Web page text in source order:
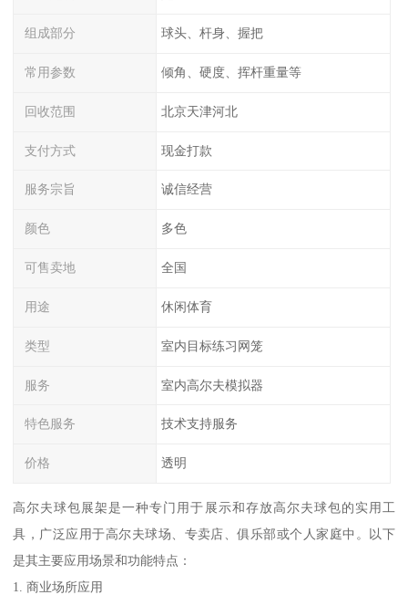
组成部分 球头、杆身、握把
常用参数 倾角、硬度、挥杆重量等
回收范围 北京天津河北
支付方式 现金打款
服务宗旨 诚信经营
颜色 多色
可售卖地 全国
用途 休闲体育
类型 室内目标练习网笼
服务 室内高尔夫模拟器
特色服务 技术支持服务
价格 透明
高尔夫球包展架是一种专门用于展示和存放高尔夫球包的实用工
具，广泛应用于高尔夫球场、专卖店、俱乐部或个人家庭中。以下
是其主要应用场景和功能特点：
1. 商业场所应用